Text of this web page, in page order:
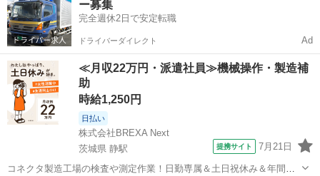
ー募集
完全週休2日で安定転職
ドライバーダイレクト Ad
≪月収22万円・派遣社員≫機械操作・製造補
助
時給1,250円
日払い
株式会社BREXA Next
茨城県 静駅
提携サイト 7月21日
コネクタ製造工場の検査や測定作業！日勤専属＆土日祝休み＆年間休